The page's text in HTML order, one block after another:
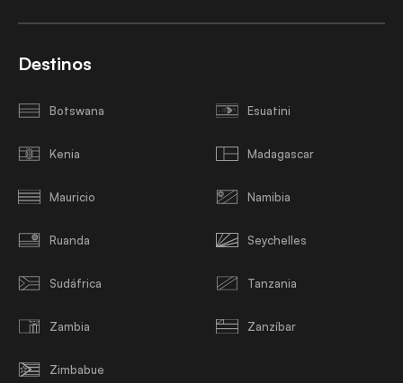
Destinos
Botswana Esuatini
Kenia Madagascar
Mauricio Namibia
Ruanda Seychelles
Sudáfrica Tanzania
Zambia Zanzíbar
Zimbabue